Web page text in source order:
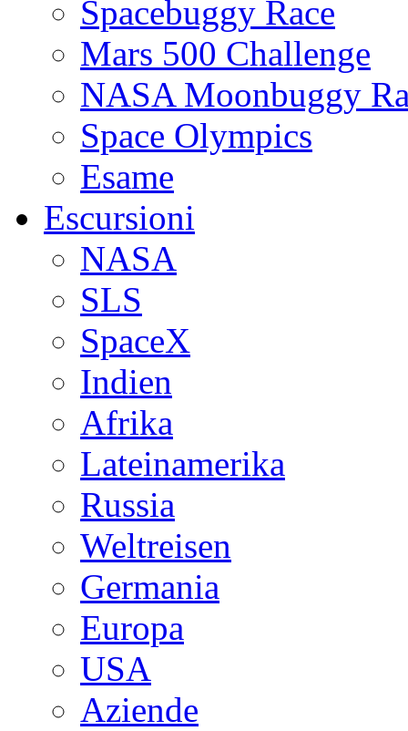
Spacebuggy Race
Mars 500 Challenge
NASA Moonbuggy
Space Olympics
Esame
Escursioni
NASA
SLS
SpaceX
Indien
Afrika
Lateinamerika
Russia
Weltreisen
Germania
Europa
USA
Aziende